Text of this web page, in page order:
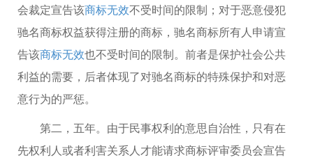
会裁定宣告该商标无效不受时间的限制；对于恶意侵犯
驰名商标权益获得注册的商标，驰名商标所有人申请宣
告该商标无效也不受时间的限制。前者是保护社会公共
利益的需要，后者体现了对驰名商标的特殊保护和对恶
意行为的严惩。
第二，五年。由于民事权利的意思自治性，只有在
先权利人或者利害关系人才能请求商标评审委员会宣告